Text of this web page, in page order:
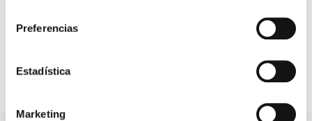
Preferencias
Estadística
Marketing